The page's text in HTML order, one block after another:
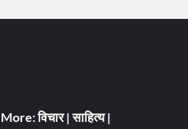
More:विचार|साहित्य|